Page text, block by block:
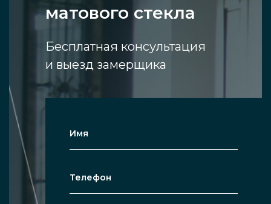
матового стекла
Бесплатная консультация
и выезд замерщика